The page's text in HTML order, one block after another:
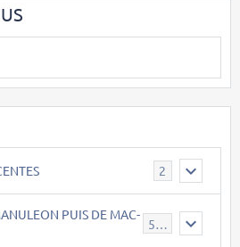
2
PUIS DE MAC-
543